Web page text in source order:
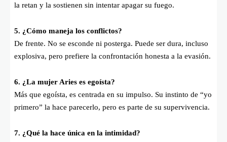
la retan y la sostienen sin intentar apagar su fuego.
5. ¿Cómo maneja los conflictos?
De frente. No se esconde ni posterga. Puede ser dura, incluso
explosiva, pero prefiere la confrontación honesta a la evasión.
6. ¿La mujer Aries es egoísta?
Más que egoísta, es centrada en su impulso. Su instinto de “yo
primero” la hace parecerlo, pero es parte de su supervivencia.
7. ¿Qué la hace única en la intimidad?